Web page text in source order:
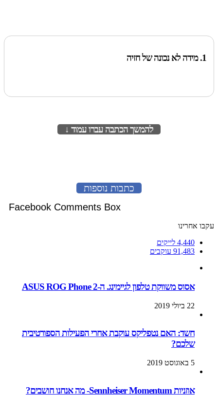
1. מידה לא נכונה של חזיה
להמשך הכתבה עברו עמוד ↓
כתבות נוספות
Facebook Comments Box
עקבו אחרינו
4,440 לייקים
91,483 עוקבים
אסוס משווקת טלפון לגיימינג. ה-ASUS ROG Phone 2
22 ביולי 2019
חשד: האם נטפליקס עוקבת אחרי הפעילות הספורטיבית
שלכם?
5 באוגוסט 2019
אוזניות Sennheiser Momentum- מה אנחנו חושבים?